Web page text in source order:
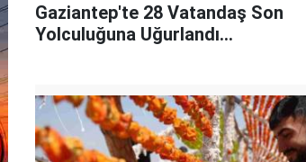
Gaziantep'te 28 Vatandaş Son
Yolculuğuna Uğurlandı...